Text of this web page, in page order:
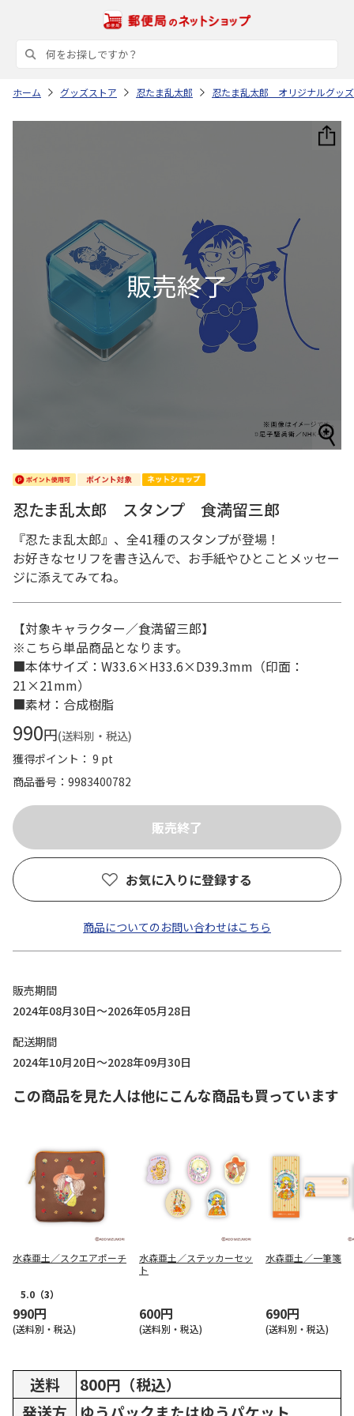
ホーム グッズストア 忍たま乱太郎 忍たま乱太郎 オリジナルグッズ
忍たま乱太郎 スタンプ 食満留三郎
『忍たま乱太郎』、全41種のスタンプが登場！
お好きなセリフを書き込んで、お手紙やひとことメッセー
ジに添えてみてね。
【対象キャラクター／食満留三郎】
※こちら単品商品となります。
■本体サイズ：W33.6×H33.6×D39.3mm（印面：
21×21mm）
■素材：合成樹脂
990円(送料別・税込)
獲得ポイント： 9 pt
商品番号
9983400782
お気に入りに登録する
商品についてのお問い合わせはこちら
販売期間
2024年08月30日～2026年05月28日
配送期間
2024年10月20日～2028年09月30日
この商品を見た人は他にこんな商品も買っています
水森亜土／スクエアポーチ
5.0 （3）
990円
(送料別・税込)
水森亜土／ステッカーセッ
ト
600円
(送料別・税込)
水森亜土／一筆箋
690円
(送料別・税込)
送料
800円（税込）
発送方
ゆうパックまたはゆうパケット